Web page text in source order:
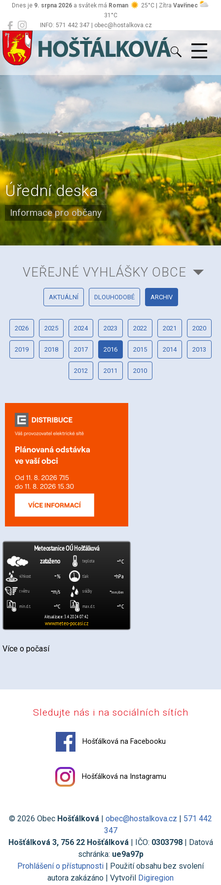
INFO: 571 442 347 | obec@hostalkova.cz
Dnes je 9. srpna 2026 a svátek má Roman 25°C | Zítra Vavřinec
31°C
Hošťálková
Úřední deska
Informace pro občany
Více o počasí
VEŘEJNÉ VYHLÁŠKY OBCE
AKTUÁLNÍ DLOUHODOBÉ ARCHIV
2026 2025 2024 2023 2022 2021 2020
2019 2018 2017 2016 2015 2014 2013
2012 2011 2010
Sledujte nás i na sociálních sítích
Hošťálková na Facebooku
Hošťálková na Instagramu
© 2026 Obec Hošťálková | obec@hostalkova.cz | 571 442
347
Hošťálková 3, 756 22 Hošťálková| IČO: 0303798| Datová
schránka: ue9a97p
Prohlášení o přístupnosti | Použití obsahu bez svolení
autora zakázáno | Vytvořil Digiregion